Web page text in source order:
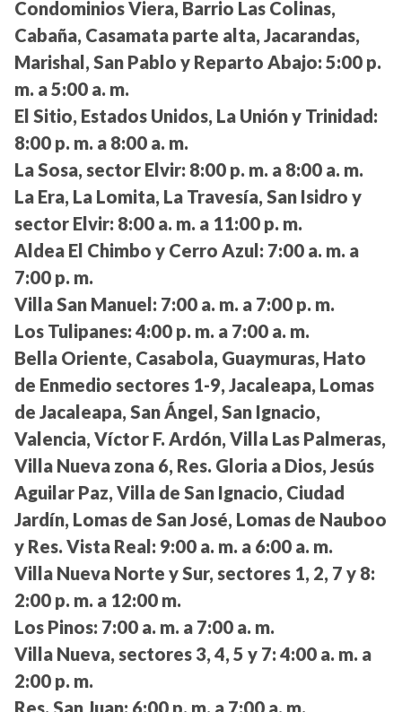
Condominios Viera, Barrio Las Colinas,
Cabaña, Casamata parte alta, Jacarandas,
Marishal, San Pablo y Reparto Abajo: 5:00 p.
m. a 5:00 a. m.
El Sitio, Estados Unidos, La Unión y Trinidad:
8:00 p. m. a 8:00 a. m.
La Sosa, sector Elvir: 8:00 p. m. a 8:00 a. m.
La Era, La Lomita, La Travesía, San Isidro y
sector Elvir: 8:00 a. m. a 11:00 p. m.
Aldea El Chimbo y Cerro Azul: 7:00 a. m. a
7:00 p. m.
Villa San Manuel: 7:00 a. m. a 7:00 p. m.
Los Tulipanes: 4:00 p. m. a 7:00 a. m.
Bella Oriente, Casabola, Guaymuras, Hato
de Enmedio sectores 1-9, Jacaleapa, Lomas
de Jacaleapa, San Ángel, San Ignacio,
Valencia, Víctor F. Ardón, Villa Las Palmeras,
Villa Nueva zona 6, Res. Gloria a Dios, Jesús
Aguilar Paz, Villa de San Ignacio, Ciudad
Jardín, Lomas de San José, Lomas de Nauboo
y Res. Vista Real: 9:00 a. m. a 6:00 a. m.
Villa Nueva Norte y Sur, sectores 1, 2, 7 y 8:
2:00 p. m. a 12:00 m.
Los Pinos: 7:00 a. m. a 7:00 a. m.
Villa Nueva, sectores 3, 4, 5 y 7: 4:00 a. m. a
2:00 p. m.